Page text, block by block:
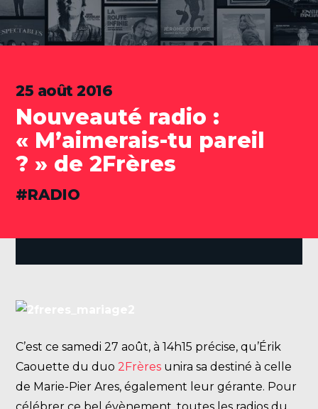
25 août 2016
Nouveauté radio :
« M’aimerais-tu pareil
? » de 2Frères
RADIO
C’est ce samedi 27 août, à 14h15 précise, qu’Érik
Caouette du duo 2Frères unira sa destiné à celle
de Marie-Pier Ares, également leur gérante. Pour